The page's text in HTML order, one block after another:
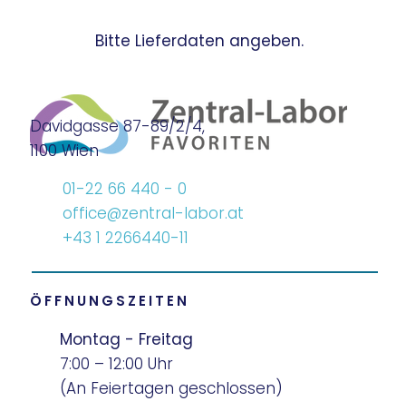
Bitte Lieferdaten angeben.
ÖFFNUNGSZEITEN
Montag - Freitag
7:00 – 12:00 Uhr
(An Feiertagen geschlossen)
Davidgasse 87-89/2/4,
1100 Wien
01-22 66 440 - 0
office@zentral-labor.at
+43 1 2266440-11